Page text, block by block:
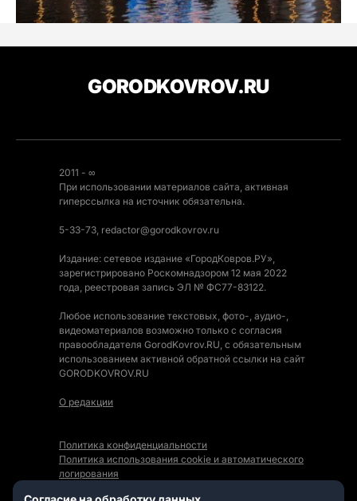
GORODKOVROV.RU
2011 - ∞
При использовании материалов сайта, активная
гиперссылка на источник обязательна.
5-33-73, redactor@gorodkovrov.ru
Издание: сетевое издание «ГородКовров.РУ»,
зарегистрировано Роскомнадзором 12 мая 2022
года, реестровая запись ЭЛ № ФС77-83122.
Любое использование текстовых, фото-, аудио-,
видеоматериалов возможно только с согласия
правообладателя GorodKovrov.RU, с обязательным
использованием активной обратной ссылки на сайт
GORODKOVROV.RU
О редакции
Политика конфиденциальности
Политика использования cookie и автоматического
логирования